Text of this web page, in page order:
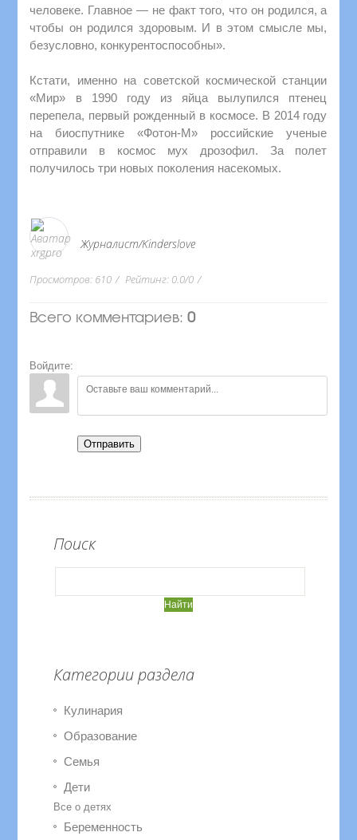
человеке. Главное — не факт того, что он родился, а
чтобы он родился здоровым. И в этом смысле мы,
безусловно, конкурентоспособны».
Кстати, именно на советской космической станции
«Мир» в 1990 году из яйца вылупился птенец
перепела, первый рожденный в космосе. В 2014 году
на биоспутнике «Фотон-М» российские ученые
отправили в космос мух дрозофил. За полет
получилось три новых поколения насекомых.
Журналист/Kinderslove
Просмотров: 610 Рейтинг: 0.0/0
Всего комментариев:0
Войдите:
Отправить
Поиск
Категории раздела
Кулинария
Образование
Семья
Дети
Все о детях
Беременность